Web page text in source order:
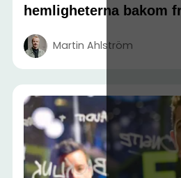
hemligheterna bakom
Martin Ahlström